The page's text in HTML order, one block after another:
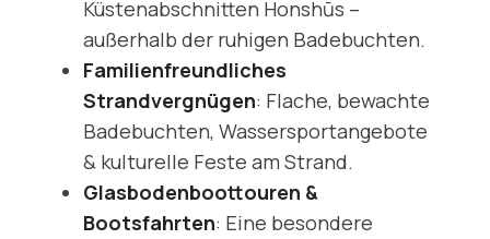
Küstenabschnitten Honshūs –
außerhalb der ruhigen Badebuchten.
Familienfreundliches
Strandvergnügen: Flache, bewachte
Badebuchten, Wassersportangebote
& kulturelle Feste am Strand.
Glasbodenboottouren &
Bootsfahrten: Eine besondere